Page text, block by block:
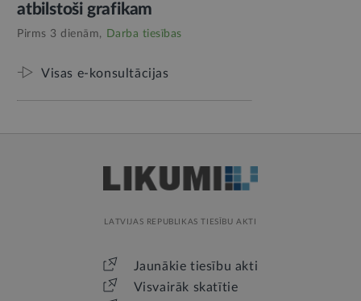
atbilstoši grafikam
Pirms 3 dienām, Darba tiesības
Visas e-konsultācijas
LATVIJAS REPUBLIKAS TIESĪBU AKTI
Jaunākie tiesību akti
Visvairāk skatītie